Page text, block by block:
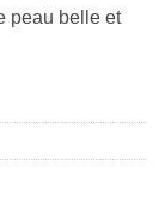
peau belle et